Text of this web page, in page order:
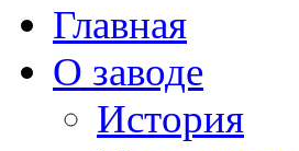
Главная
О заводе
История